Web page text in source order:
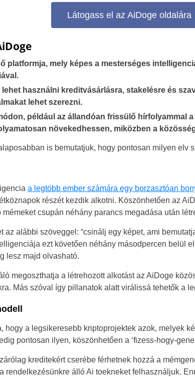
United States
UAE Arabic
Brazil
Czechia
Látogass el az AiDoge oldalára
platformja, mely képes a mesterséges
lehet használni kreditvásárlásra, stakelésre és
lehet szerezni.
például az állandóan frissülő hírfolyammal
növekedhessen, miközben a
is bemutatjuk, hogy pontosan milyen elv
a legtöbb ember számára egy borzasztóan
részét kezdik alkotni. Köszönhetően az
csupán néhány parancs megadása után
az alábbi szöveggel: “csinálj egy képet, ami
ezt követően néhány másodpercen belül
lesz majd olvasható.
megoszthatja a létrehozott alkotást az AiDoge
Más szóval így pillanatok alatt virálissá tehetők a
hogy a legsikeresebb kriptoprojektek azok, melyek
pontosan ilyen, köszönhetően a ‘fizess-hogy-
kreditekért cserébe férhetnek hozzá a
rendelkezésünkre álló Ai toekneket felhasználjuk.